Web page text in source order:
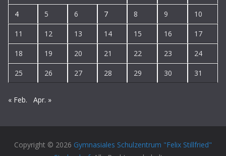
4 5 6 7 8 9 10
11 12 13 14 15 16 17
18 19 20 21 22 23 24
25 26 27 28 29 30 31
« Feb. Apr. »
Copyright © 2026 Gymnasiales Schulzentrum "Felix Stillfried"